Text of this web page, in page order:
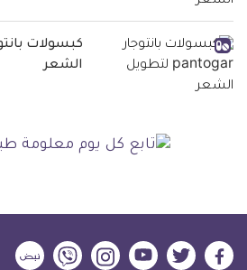
الشعر
ديلي
ديلي
ديلي
ديلي
ديلي
ديلي